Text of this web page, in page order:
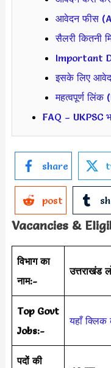
आवेदन फीस
सैलरी कितनी
Important
इसके लिए
महत्वपूर्ण
FAQ – UKPSC
share
post
Vacancies &
विभाग का
नाम:-
उत्तराखंड
Top Govt
Jobs:-
यहाँ क्लिक
पदों की